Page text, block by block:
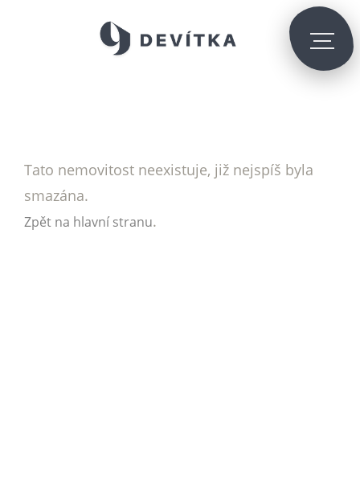
Tato nemovitost neexistuje, již nejspíš byla
smazána.
Zpět na hlavní stranu.